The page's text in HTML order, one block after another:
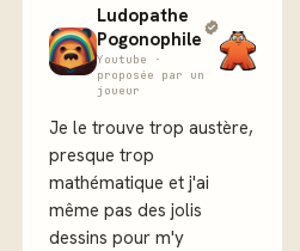
Ludopathe
Pogonophile
Youtube ·
proposée par un
joueur
Je le trouve trop austère,
presque trop
mathématique et j'ai
même pas des jolis
dessins pour m'y